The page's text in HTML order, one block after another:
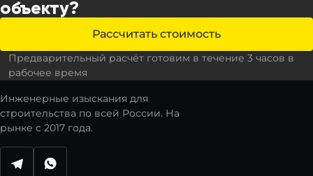
объекту?
Рассчитать стоимость
Предварительный расчёт готовим в течение 3 часов в
рабочее время
Инженерные изыскания для
строительства по всей России. На
рынке с 2017 года.
Написать в Telegram
Написать в WhatsApp